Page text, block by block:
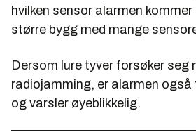
hvilken sensor alarmen
større bygg med mange
Dersom lure tyver forsøker seg
radiojamming, er alarmen
og varsler øyeblikkelig.